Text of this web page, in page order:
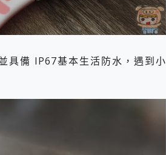
具備 IP67基本生活防水，遇到小